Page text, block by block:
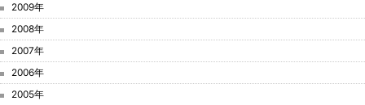
2009年
2008年
2007年
2006年
2005年